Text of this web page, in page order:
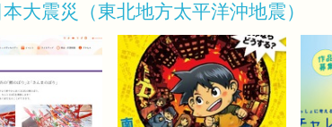
大震災（東北地方太平洋沖地震）